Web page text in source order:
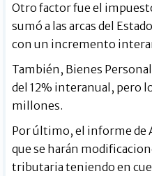
Otro factor fue el
sumó a las arcas del
con un incremento
También, Bienes
del 12% interanual, pero
millones.
Por último, el informe de
que se harán
tributaria teniendo en